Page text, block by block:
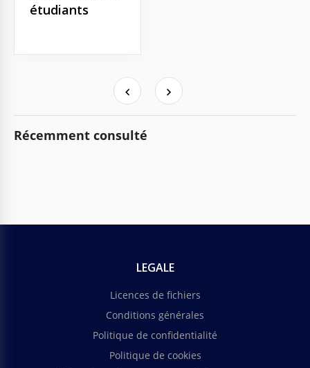
étudiants
Récemment consulté
LEGALE
Licences de fichiers
Conditions générales
Politique de confidentialité
Politique de cookies